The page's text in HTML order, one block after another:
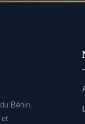
Bénin.
et